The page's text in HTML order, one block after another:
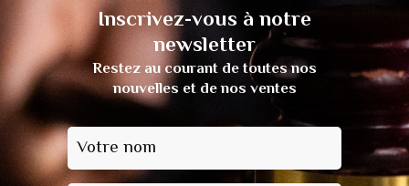
Inscrivez-vous à notre
newsletter
Restez au courant de toutes nos
nouvelles et de nos ventes
Votre nom